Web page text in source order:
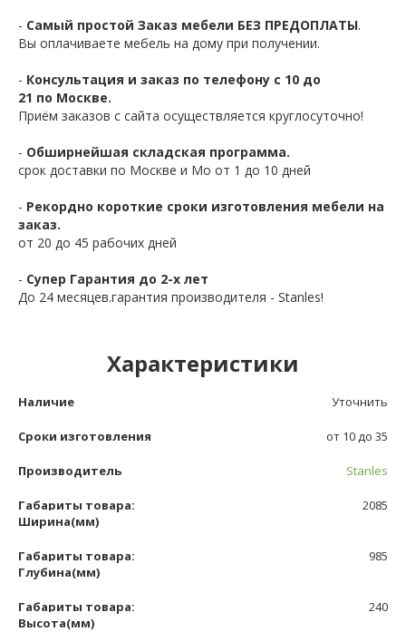
- Самый простой Заказ мебели БЕЗ ПРЕДОПЛАТЫ.
Вы оплачиваете мебель на дому при получении.
- Консультация и заказ по телефону с 10 до
21 по Москве.
Приём заказов с сайта осуществляется круглосуточно!
- Обширнейшая складская программа.
срок доставки по Москве и Мо от 1 до 10 дней
- Рекордно короткие сроки изготовления мебели на
заказ.
от 20 до 45 рабочих дней
- Супер Гарантия до 2-х лет
До 24 месяцев.гарантия производителя - Stanles!
Характеристики
Наличие Уточнить
Сроки изготовления от 10 до 35
Производитель Stanles
Габариты товара:
Ширина(мм)
2085
Габариты товара:
Глубина(мм)
985
Габариты товара:
Высота(мм)
240